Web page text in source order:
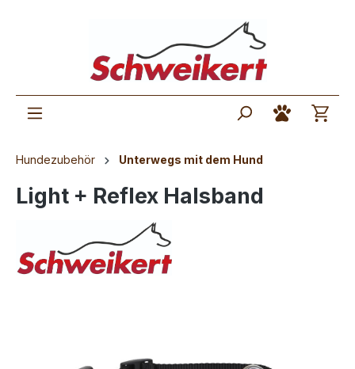
Hundezubehör Unterwegs mit dem Hund
Light + Reflex Halsband